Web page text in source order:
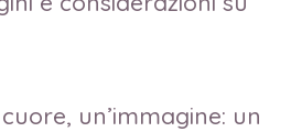
un’immagine: un